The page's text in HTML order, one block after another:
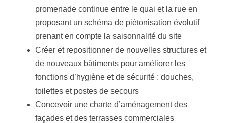
promenade continue entre le quai et la rue en
proposant un schéma de piétonisation évolutif
prenant en compte la saisonnalité du site
Créer et repositionner de nouvelles structures et
de nouveaux bâtiments pour améliorer les
fonctions d’hygiène et de sécurité : douches,
toilettes et postes de secours
Concevoir une charte d’aménagement des
façades et des terrasses commerciales